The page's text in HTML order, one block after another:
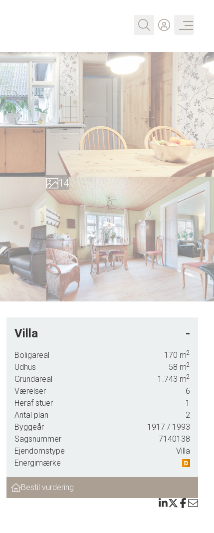
0
1
2
3
4
5
6
7
8
9
0
2
3
4
5
6
7
8
9
Villa -
Boligareal 170 m2
Udhus 58 m2
Grundareal 1.743 m2
Værelser
6
Heraf stuer
1
Antal plan
2
Byggeår
1917 / 1993
Sagsnummer
7140138
Ejendomstype
Villa
Energimærke
Bestil vurdering